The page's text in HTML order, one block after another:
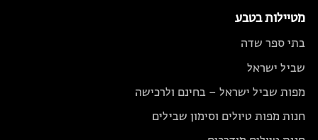
מטיילות בטבע
בתי ספר שדה
שביל ישראל
מפות שביל ישראל – בחינם ולרכישה
חנות מפות טיולים וסימון שבילים